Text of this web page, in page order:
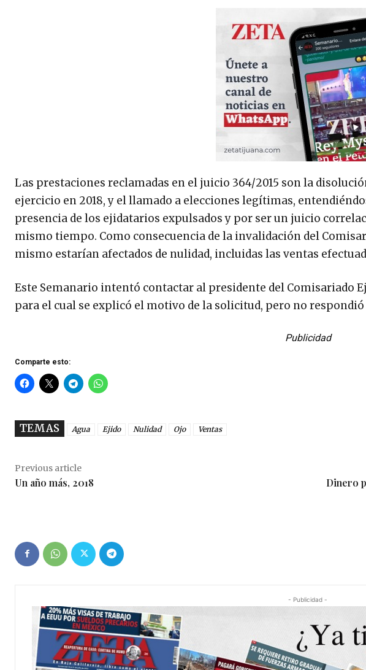
Las prestaciones reclamadas en el juicio 364/2015 son la
ejercicio en 2018, y el llamado a elecciones legítimas,
presencia de los ejidatarios expulsados y por ser un juicio
mismo tiempo. Como consecuencia de la invalidación del
mismo estarían afectados de nulidad, incluidas las ventas
Este Semanario intentó contactar al presidente del Comisariado
para el cual se explicó el motivo de la solicitud, pero no
Publicidad
Comparte esto:
TEMAS Agua Ejido Nulidad Ojo Ventas
Previous article
Un año más, 2018
Dinero
- Publicidad -